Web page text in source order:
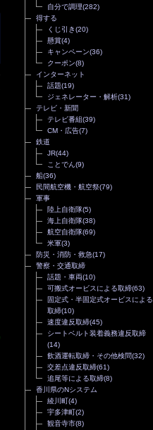
自分で調理(282)
得する
くじ引き(20)
懸賞(4)
キャンペーン(36)
クーポン(8)
インターネット
話題(19)
ジェネレーター・解析(31)
テレビ・新聞
テレビ番組(39)
CM・広告(7)
鉄道
JR(44)
ことでん(9)
船(36)
民間航空機・航空祭(79)
軍事
陸上自衛隊(5)
海上自衛隊(38)
航空自衛隊(69)
米軍(3)
防災・消防・救急(17)
警察・交通取締
話題・車両(10)
可搬式オービスによる取締(63)
固定式・半固定式オービスによる
取締(10)
速度違反取締(45)
シートベルト装着義務違反取締
(14)
飲酒運転取締・その他検問(32)
交差点違反取締(61)
追尾等による取締(8)
香川県のNシステム
綾川町(4)
宇多津町(2)
観音寺市(8)